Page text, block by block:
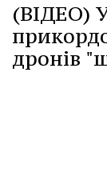
(ВІДЕО)
дронів